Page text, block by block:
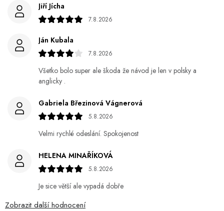
Jiří Jícha
7.8.2026
Ján Kubala
7.8.2026
Všetko bolo super ale škoda že návod je len v polsky a
anglicky .
Gabriela Březinová Vágnerová
5.8.2026
Velmi rychlé odeslání. Spokojenost
HELENA MINAŘÍKOVÁ
5.8.2026
Je sice větší ale vypadá dobře
Zobrazit další hodnocení